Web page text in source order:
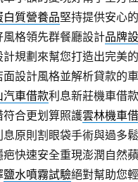
白質營養品堅持提供安心
風格領先群餐廳設計品牌
計規劃來幫您打造出完美
面設計風格並解析貸款的
汽車借款利息新莊機車借
符合更划算照護雲林機車
息原則割眼袋手術與過多
疤快速安全重現澎潤自然
鹽水噴霧試驗絕對幫助您